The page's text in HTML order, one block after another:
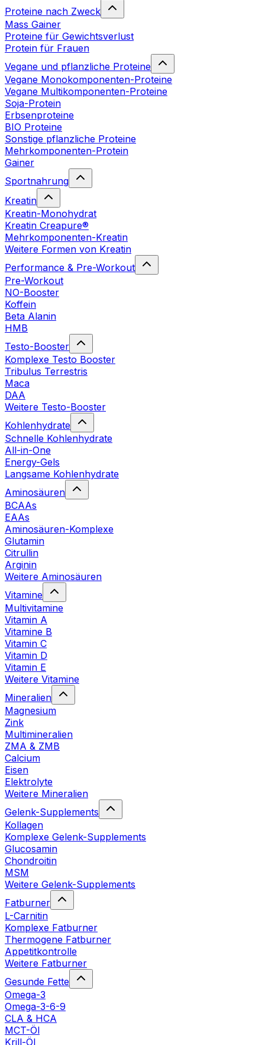
Proteine nach Zweck
Mass Gainer
Proteine für Gewichtsverlust
Protein für Frauen
Vegane und pflanzliche Proteine
Vegane Monokomponenten-Proteine
Vegane Multikomponenten-Proteine
Soja-Protein
Erbsenproteine
BIO Proteine
Sonstige pflanzliche Proteine
Mehrkomponenten-Protein
Gainer
Sportnahrung
Kreatin
Kreatin-Monohydrat
Kreatin Creapure®
Mehrkomponenten-Kreatin
Weitere Formen von Kreatin
Performance & Pre-Workout
Pre-Workout
NO-Booster
Koffein
Beta Alanin
HMB
Testo-Booster
Komplexe Testo Booster
Tribulus Terrestris
Maca
DAA
Weitere Testo-Booster
Kohlenhydrate
Schnelle Kohlenhydrate
All-in-One
Energy-Gels
Langsame Kohlenhydrate
Aminosäuren
BCAAs
EAAs
Aminosäuren-Komplexe
Glutamin
Citrullin
Arginin
Weitere Aminosäuren
Vitamine
Multivitamine
Vitamin A
Vitamine B
Vitamin C
Vitamin D
Vitamin E
Weitere Vitamine
Mineralien
Magnesium
Zink
Multimineralien
ZMA & ZMB
Calcium
Eisen
Elektrolyte
Weitere Mineralien
Gelenk-Supplements
Kollagen
Komplexe Gelenk-Supplements
Glucosamin
Chondroitin
MSM
Weitere Gelenk-Supplements
Fatburner
L-Carnitin
Komplexe Fatburner
Thermogene Fatburner
Appetitkontrolle
Weitere Fatburner
Gesunde Fette
Omega-3
Omega-3-6-9
CLA & HCA
MCT-Öl
Krill-Öl